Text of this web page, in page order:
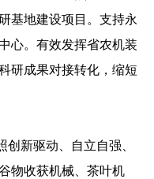
基地建设项目。支持永
心。有效发挥省农机装
研成果对接转化，缩短
新驱动、自立自强、
物收获机械、茶叶机